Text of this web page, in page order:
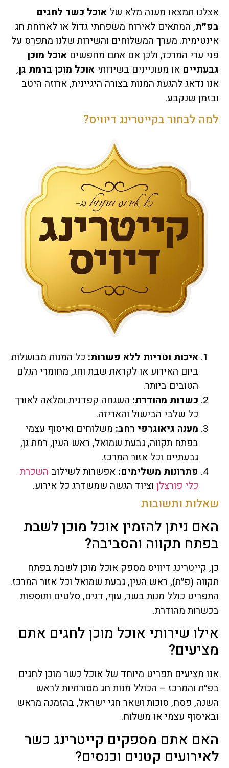
אצלנו תמצאו מענה מלא של אוכל כשר לחגים
בפ״ת, המתאים לאירוח משפחתי גדול או לארוחת חג
אינטימית. מערך המשלוחים והשירות שלנו מתפרס על
פני ערי המרכז, ולכן אם אתם מחפשים אוכל מוכן
גבעתיים או מעוניינים בשירותי אוכל מוכן ברמת גן,
אנו נדאג להגעת המנות בצורה היגיינית, ארוזה היטב
ובזמן שנקבע.
למה לבחור בקייטרינג דיוויס?
איכות וטריות ללא פשרות: כל המנות מבושלות
ביום האירוע או לקראת שבת וחג, מחומרי הגלם
הטובים ביותר.
כשרות מהודרת: השגחה קפדנית ומלאה לאורך
כל שלבי הבישול והאריזה.
מענה גיאוגרפי רחב: משלוחים ואיסוף עצמי
בפתח תקווה, גבעת שמואל, ראש העין, רמת גן,
גבעתיים וכל אזור המרכז.
פתרונות משלימים: אפשרות לשילוב השכרת
כלי פורצלן וציוד הגשה שמשדרג כל אירוע.
שאלות ותשובות
האם ניתן להזמין אוכל מוכן לשבת
בפתח תקווה והסביבה?
כן, קייטרינג דיוויס מספק אוכל מוכן לשבת בפתח
תקווה (פ״ת), ראש העין, גבעת שמואל וכל אזור המרכז.
התפריט כולל מנות בשר, עוף, דגים, סלטים ותוספות
בכשרות מהודרת.
אילו שירותי אוכל מוכן לחגים אתם
מציעים?
אנו מציעים תפריט מיוחד של אוכל כשר מוכן לחגים
בפ״ת והמרכז – הכולל מנות חג מסורתיות לראש
השנה, פסח, סוכות ושאר חגי ישראל, בהזמנה מראש
ובאיסוף עצמי או משלוח.
האם אתם מספקים קייטרינג כשר
לאירועים קטנים וכנסים?